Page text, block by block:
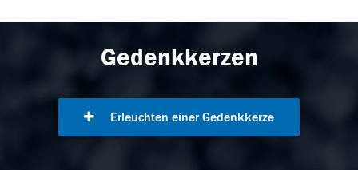
Gedenkkerzen
Erleuchten einer Gedenkkerze